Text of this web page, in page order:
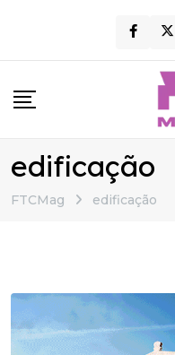
content
edificação
FTCMag edificação